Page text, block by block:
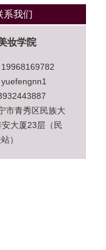
系我们
妆学院
市青秀区民族大
大厦23层（民
）